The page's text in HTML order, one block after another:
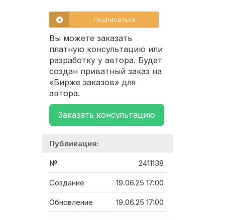
Подписаться
Вы можете заказать
платную консультацию или
разработку у автора. Будет
создан приватный заказ на
«Бирже заказов» для
автора.
Заказать консультацию
Публикация:
№ 2411138
Создание 19.06.25 17:00
Обновление 19.06.25 17:00